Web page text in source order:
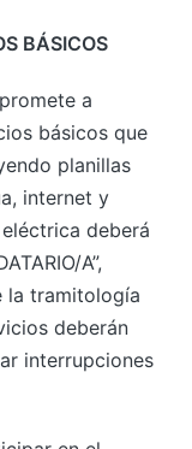
BÁSICOS
a
básicos que
planillas
internet y
deberá
A”,
la tramitología
deberán
interrupciones